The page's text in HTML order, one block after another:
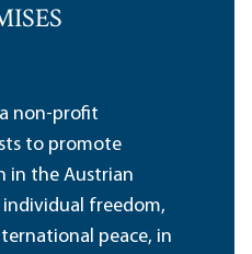
non-profit
to promote
in the Austrian
individual freedom,
peace, in